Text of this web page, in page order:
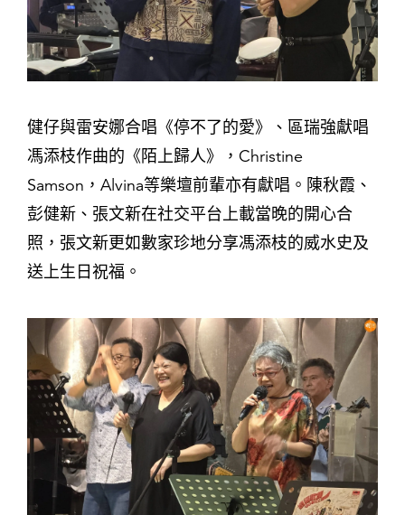
健仔與雷安娜合唱《停不了的愛》、區瑞強獻唱
馮添枝作曲的《陌上歸人》，Christine
Samson，Alvina等樂壇前輩亦有獻唱。陳秋霞、
彭健新、張文新在社交平台上載當晚的開心合
照，張文新更如數家珍地分享馮添枝的威水史及
送上生日祝福。